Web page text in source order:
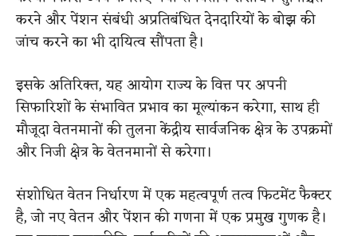
करने और पेंशन संबंधी अप्रतिबंधित देनदारियों के बोझ की
जांच करने का भी दायित्व सौंपता है।
इसके अतिरिक्त, यह आयोग राज्य के वित्त पर अपनी
सिफारिशों के संभावित प्रभाव का मूल्यांकन करेगा, साथ ही
मौजूदा वेतनमानों की तुलना केंद्रीय सार्वजनिक क्षेत्र के उपक्रमों
और निजी क्षेत्र के वेतनमानों से करेगा।
संशोधित वेतन निर्धारण में एक महत्वपूर्ण तत्व फिटमेंट फैक्टर
है, जो नए वेतन और पेंशन की गणना में एक प्रमुख गुणक है।